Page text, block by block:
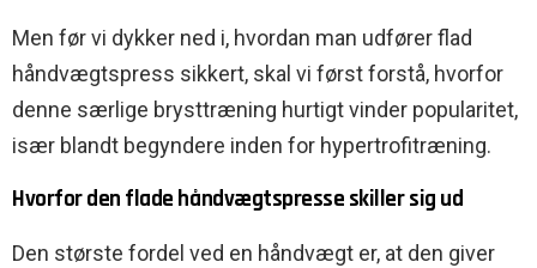
Men før vi dykker ned i, hvordan man udfører flad
håndvægtspress sikkert, skal vi først forstå, hvorfor
denne særlige brysttræning hurtigt vinder popularitet,
især blandt begyndere inden for hypertrofitræning.
Hvorfor den flade håndvægtspresse skiller sig ud
Den største fordel ved en håndvægt er, at den giver